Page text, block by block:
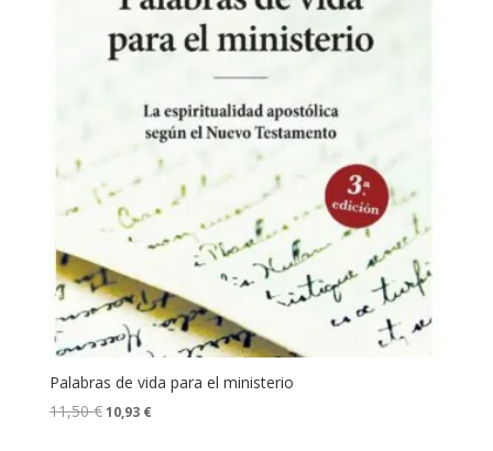
Palabras de vida para el ministerio
11,50€10,93 €